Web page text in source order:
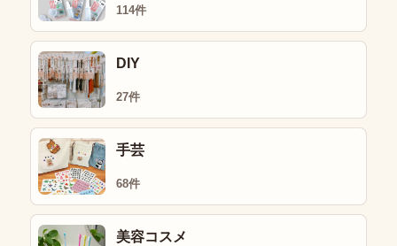
114件
DIY
27件
手芸
68件
美容コスメ